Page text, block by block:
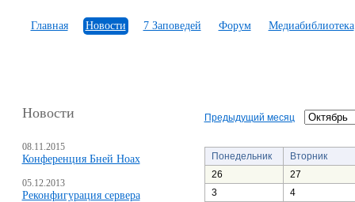
Главная Новости 7 Заповедей Форум Медиабиблиотека
Новости
08.11.2015
Конференция Бней Ноах
05.12.2013
Реконфигурация сервера
Предыдущий месяц
Понедельник
Вторник
26
27
3
4